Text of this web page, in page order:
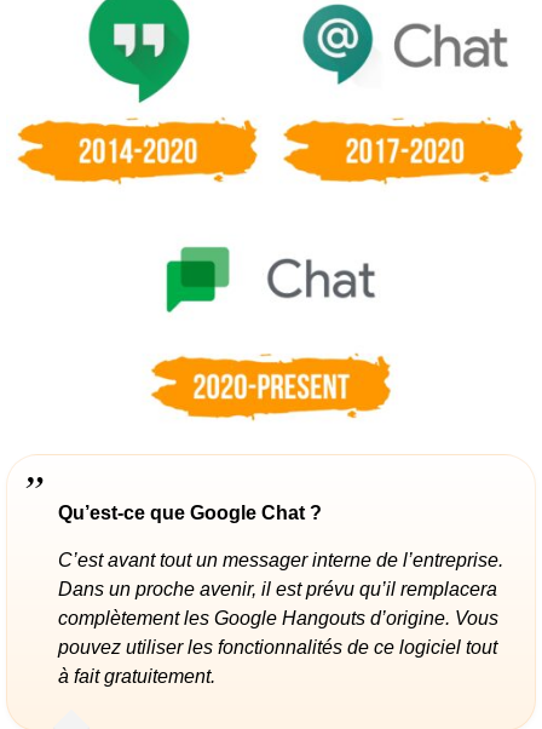
Qu’est-ce que Google Chat ?
C’est avant tout un messager interne de l’entreprise.
Dans un proche avenir, il est prévu qu’il remplacera
complètement les Google Hangouts d’origine. Vous
pouvez utiliser les fonctionnalités de ce logiciel tout
à fait gratuitement.